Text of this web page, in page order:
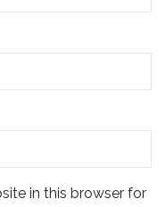
in this browser for